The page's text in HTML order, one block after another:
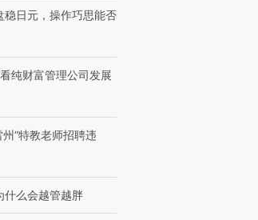
稳日元，操作巧思能否
纯财富管理公司发展
“特教老师招聘违
什么会越管越胖